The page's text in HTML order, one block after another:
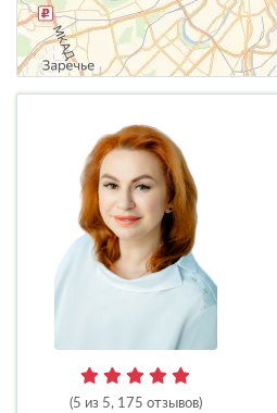
(5 из 5, 175 отзывов)